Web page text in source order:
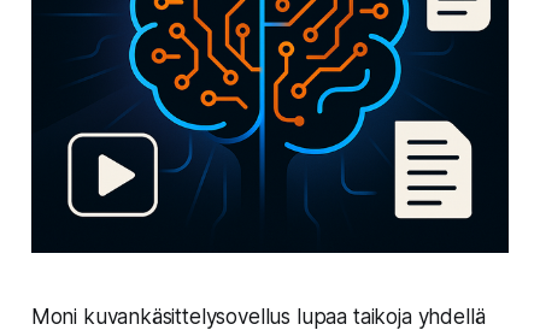
Moni kuvankäsittelysovellus lupaa taikoja yhdellä